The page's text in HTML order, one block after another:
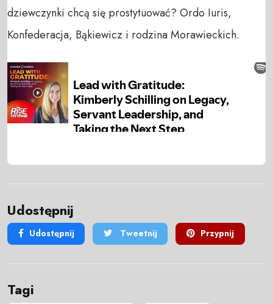
dziewczynki chcą się prostytuować? Ordo Iuris,
Konfederacja, Bąkiewicz i rodzina Morawieckich.
Udostępnij
Udostępnij Tweetnij Przypnij
Tagi